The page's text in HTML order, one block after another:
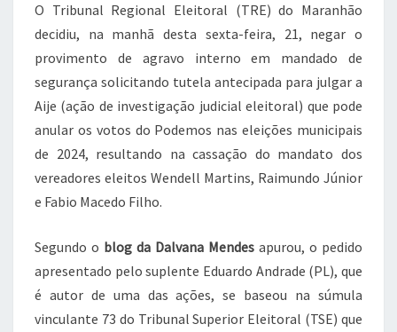
o
k
p
O Tribunal Regional Eleitoral (TRE) do Maranhão
decidiu, na manhã desta sexta-feira, 21, negar o
provimento de agravo interno em mandado de
segurança solicitando tutela antecipada para julgar a
Aije (ação de investigação judicial eleitoral) que pode
anular os votos do Podemos nas eleições municipais
de 2024, resultando na cassação do mandato dos
vereadores eleitos Wendell Martins, Raimundo Júnior
e Fabio Macedo Filho.
Segundo o blog da Dalvana Mendes apurou, o pedido
apresentado pelo suplente Eduardo Andrade (PL), que
é autor de uma das ações, se baseou na súmula
vinculante 73 do Tribunal Superior Eleitoral (TSE) que